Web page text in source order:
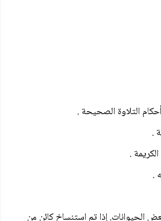
التلاوة الصحيحة .
.
.
.
الحيوانات. إذا تم استنساخ كائن من